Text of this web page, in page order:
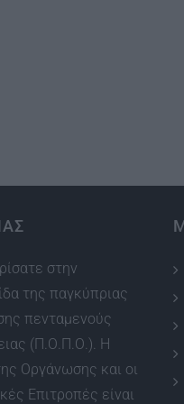
στην
της παγκύπριας
πενταμενούς
(Π.Ο.Π.Ο.). Η
Οργάνωσης και οι
Επιτροπές είναι